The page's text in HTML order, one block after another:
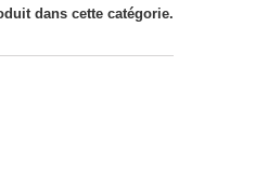
dans cette catégorie.